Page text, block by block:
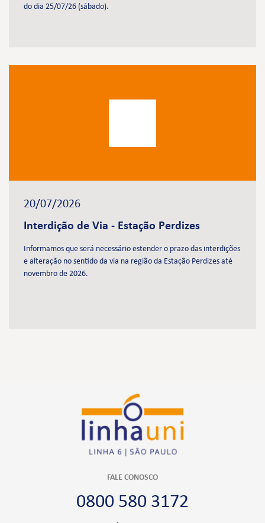
do dia 25/07/26 (sábado).
20/07/2026
Interdição de Via - Estação Perdizes
Informamos que será necessário estender o prazo das interdições
e alteração no sentido da via na região da Estação Perdizes até
novembro de 2026.
FALE CONOSCO
0800 580 3172